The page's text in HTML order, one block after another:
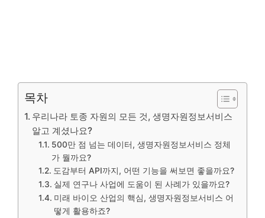
목차
우리나라 토종 자원의 모든 것, 생명자원정보서비스
알고 계셨나요?
500만 점 넘는 데이터, 생명자원정보서비스 정체
가 뭘까요?
도감부터 API까지, 어떤 기능을 써보면 좋을까요?
실제 연구나 사업에 도움이 된 사례가 있을까요?
미래 바이오 산업의 핵심, 생명자원정보서비스 어
떻게 활용하죠?